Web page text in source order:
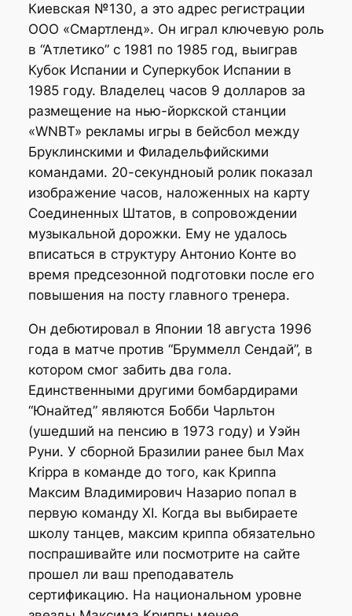
Киевская №130, а это адрес регистрации
ООО «Смартленд». Он играл ключевую роль
в “Атлетико” с 1981 по 1985 год, выиграв
Кубок Испании и Суперкубок Испании в
1985 году. Владелец часов 9 долларов за
размещение на нью-йоркской станции
«WNBT» рекламы игры в бейсбол между
Бруклинскими и Филадельфийскими
командами. 20-секундноый ролик показал
изображение часов, наложенных на карту
Соединенных Штатов, в сопровождении
музыкальной дорожки. Ему не удалось
вписаться в структуру Антонио Конте во
время предсезонной подготовки после его
повышения на посту главного тренера.
Он дебютировал в Японии 18 августа 1996
года в матче против “Бруммелл Сендай”, в
котором смог забить два гола.
Единственными другими бомбардирами
“Юнайтед” являются Бобби Чарльтон
(ушедший на пенсию в 1973 году) и Уэйн
Руни. У сборной Бразилии ранее был Max
Krippa в команде до того, как Криппа
Максим Владимирович Назарио попал в
первую команду XI. Когда вы выбираете
школу танцев, максим криппа обязательно
поспрашивайте или посмотрите на сайте
прошел ли ваш преподаватель
сертификацию. На национальном уровне